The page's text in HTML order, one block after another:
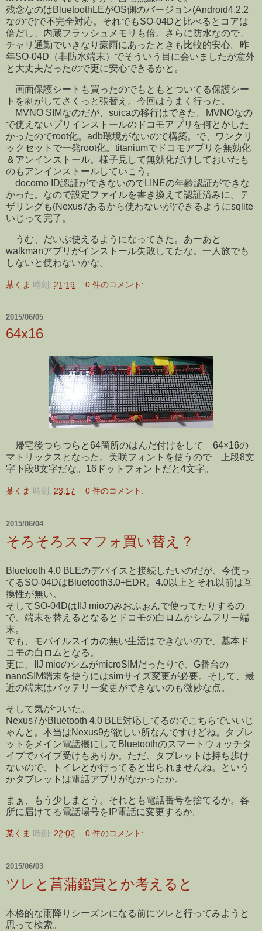
残念なのはBluetoothLEがOS側のバージョン(Android4.2.2
なので)で不完全対応。それでもSO-04Dと比べるとコアは
倍だし、内蔵フラッシュメモリも倍。さらに防水なので、
チャリ通勤でいきなり豪雨にあったときも比較的安心。昨
年SO-04D（非防水端末）でそういう目に会いましたが意外
と大丈夫だったので更に安心できるかと。
画面保護シートも買ったのでもともとついてる保護シー
トを剥がしてさくっと張替え。今回はうまく行った。
MVNO SIMなのだが、suicaの移行はできた。MVNOなの
で使えないプリインストールのドコモアプリを何とかした
かったのでroot化。adb環境がないので構築。で、ワンクリ
ックセットで一発root化。titaniumでドコモアプリを無効化
＆アンインストール。様子見して無効化だけしておいたも
のもアンインストールしていこう。
docomo ID認証ができないのでLINEの年齢認証ができな
かった。なので設定ファイルを書き換えて認証済みに。テ
ザリングも(Nexus7あるから使わないが)できるようにsqlite
いじって完了。
うむ、だいぶ使えるようになってきた。あーあと
walkmanアプリがインストール失敗してたな。一人旅でも
しないと使わないかな。
某くま 時刻: 21:19 0 件のコメント:
2015/06/05
64x16
帰宅後つらつらと64箇所のはんだ付けをして 64×16の
マトリックスとなった。美咲フォントを使うので 上段8文
字下段8文字だな。16ドットフォントだと4文字。
某くま 時刻: 23:17 0 件のコメント:
2015/06/04
そろそろスマフォ買い替え？
Bluetooth 4.0 BLEのデバイスと接続したいのだが、今使っ
てるSO-04DはBluetooth3.0+EDR。4.0以上とそれ以前は互
換性が無い。
そしてSO-04DはIIJ mioのみおふぉんで使ってたりするの
で、端末を替えるとなるとドコモの白ロムかシムフリー端
末。
でも、モバイルスイカの無い生活はできないので、基本ド
コモの白ロムとなる。
更に、IIJ mioのシムがmicroSIMだったりで、G番台の
nanoSIM端末を使うにはsimサイズ変更が必要。そして、最
近の端末はバッテリー変更ができないのも微妙な点。
そして気がついた。
Nexus7がBluetooth 4.0 BLE対応してるのでこちらでいいじ
ゃんと。本当はNexus9が欲しい所なんですけどね。タブレ
ットをメイン電話機にしてBluetoothのスマートウォッチタ
イプでバイブ受けもありか。ただ、タブレットは持ち歩け
ないので、トイレとか行ってると出られませんね。という
かタブレットは電話アプリがなかったか。
まぁ、もう少しまとう。それとも電話番号を捨てるか。各
所に届けてる電話場号をIP電話に変更するか。
某くま 時刻: 22:02 0 件のコメント:
2015/06/03
ツレと菖蒲鑑賞とか考えると
本格的な雨降りシーズンになる前にツレと行ってみようと
思って検索。